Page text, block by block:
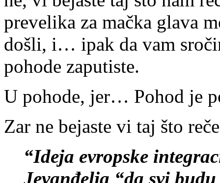
prevelika za mačka glava
došli, i… ipak da vam
pohode zaputiste.
U pohode, jer… Pohod je
Zar ne bejaste vi taj što
“Ideja evropske
Jevanđelja “da svi